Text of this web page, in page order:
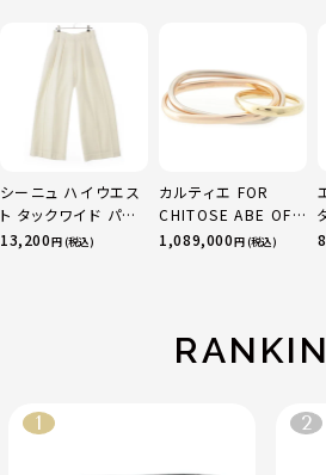
シーニュ ハイウエス
ト タックワイド パン
ツ ボトムス オフホワ
13,200円 (税込)
カルティエ FOR
CHITOSE ABE OF
sacai サカイ 750
1,089,000円 (税込)